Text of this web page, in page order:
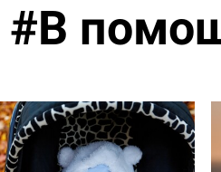
#В